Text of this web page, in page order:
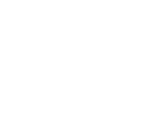
gesunde Ernährung nicht
(auseinandergewichene